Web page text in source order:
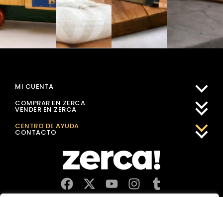
MI CUENTA
COMPRAR EN ZERCA
VENDER EN ZERCA
CENTRO DE AYUDA
CONTACTO